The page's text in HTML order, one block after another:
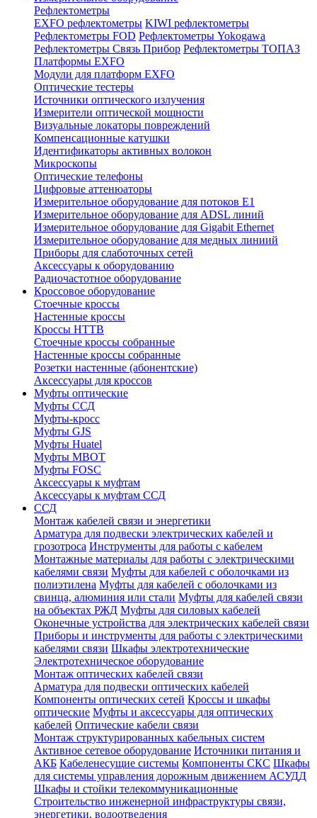
Рефлектометры
EXFO рефлектометры KIWI рефлектометры
Рефлектометры FOD Рефлектометры Yokogawa
Рефлектометры Связь Прибор Рефлектометры ТОПАЗ
Платформы EXFO
Модули для платформ EXFO
Оптические тестеры
Источники оптического излучения
Измерители оптической мощности
Визуальные локаторы повреждений
Компенсационные катушки
Идентификаторы активных волокон
Микроскопы
Оптические телефоны
Цифровые аттенюаторы
Измерительное оборудование для потоков Е1
Измерительное оборудование для ADSL линий
Измерительное оборудование для Gigabit Ethernet
Измерительное оборудование для медных линиий
Приборы для слаботочных сетей
Аксессуары к оборудованию
Радиочастотное оборудование
Кроссовое оборудование
Стоечные кроссы
Настенные кроссы
Кроссы HTTB
Стоечные кроссы собранные
Настенные кроссы собранные
Розетки настенные (абонентские)
Аксессуары для кроссов
Муфты оптические
Муфты ССД
Муфты-кросс
Муфты GJS
Муфты Huatel
Муфты МВОТ
Муфты FOSC
Аксессуары к муфтам
Аксессуары к муфтам ССД
ССД
Монтаж кабелей связи и энергетики
Арматура для подвески электрических кабелей и
грозотроса Инструменты для работы с кабелем
Монтажные материалы для работы с электрическими
кабелями связи Муфты для кабелей с оболочками из
полиэтилена Муфты для кабелей с оболочками из
свинца, алюминия или стали Муфты для кабелей связи
на объектах РЖД Муфты для силовых кабелей
Оконечные устройства для электрических кабелей связи
Приборы и инструменты для работы с электрическими
кабелями связи Шкафы электротехнические
Электротехническое оборудование
Монтаж оптических кабелей связи
Арматура для подвески оптических кабелей
Компоненты оптических сетей Кроссы и шкафы
оптические Муфты и аксессуары для оптических
кабелей Оптические кабели связи
Монтаж структурированных кабельных систем
Активное сетевое оборудование Источники питания и
АКБ Кабеленесущие системы Компоненты СКС Шкафы
для системы управления дорожным движением АСУДД
Шкафы и стойки телекоммуникационные
Строительство инженерной инфраструктуры связи,
энергетики, водоотведения